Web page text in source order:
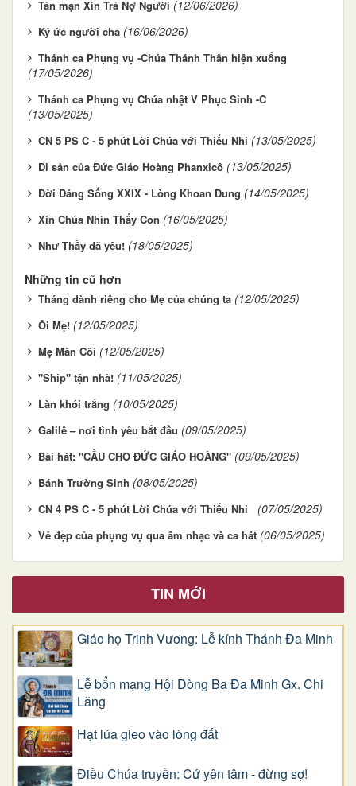
Tản mạn Xin Trả Nợ Người (12/06/2026)
Ký ức người cha (16/06/2026)
Thánh ca Phụng vụ -Chúa Thánh Thần hiện xuống
(17/05/2026)
Thánh ca Phụng vụ Chúa nhật V Phục Sinh -C
(13/05/2025)
CN 5 PS C - 5 phút Lời Chúa với Thiếu Nhi (13/05/2025)
Di sản của Đức Giáo Hoàng Phanxicô (13/05/2025)
Đời Đáng Sống XXIX - Lòng Khoan Dung (14/05/2025)
Xin Chúa Nhìn Thấy Con (16/05/2025)
Như Thầy đã yêu! (18/05/2025)
Những tin cũ hơn
Tháng dành riêng cho Mẹ của chúng ta (12/05/2025)
Ôi Mẹ! (12/05/2025)
Mẹ Mân Côi (12/05/2025)
"Ship" tận nhà! (11/05/2025)
Làn khói trắng (10/05/2025)
Galilê – nơi tình yêu bắt đầu (09/05/2025)
Bài hát: "CẦU CHO ĐỨC GIÁO HOÀNG" (09/05/2025)
Bánh Trường Sinh (08/05/2025)
CN 4 PS C - 5 phút Lời Chúa với Thiếu Nhi (07/05/2025)
Vẻ đẹp của phụng vụ qua âm nhạc và ca hát (06/05/2025)
TIN MỚI
Giáo họ Trinh Vương: Lễ kính Thánh Đa Minh
Lễ bổn mạng Hội Dòng Ba Đa Minh Gx. Chi
Lăng
Hạt lúa gieo vào lòng đất
Điều Chúa truyền: Cứ yên tâm - đừng sợ!